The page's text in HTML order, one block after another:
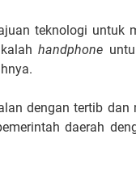
teknologi untuk
handphone
dengan tertib dan
daerah